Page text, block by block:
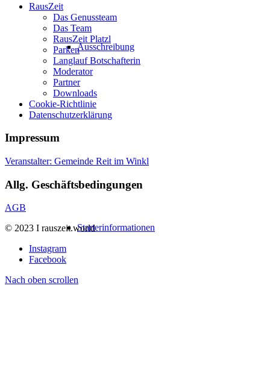
Ausschreibung
Starterinformationen
RausZeit
Das Genussteam
Das Team
RausZeit Platzl
Parken
Langlauf Botschafterin
Moderator
Partner
Downloads
Cookie-Richtlinie
Datenschutzerklärung
Impressum
Veranstalter: Gemeinde Reit im Winkl
Allg. Geschäftsbedingungen
AGB
© 2023 I rauszeit.world
Instagram
Facebook
Nach oben scrollen